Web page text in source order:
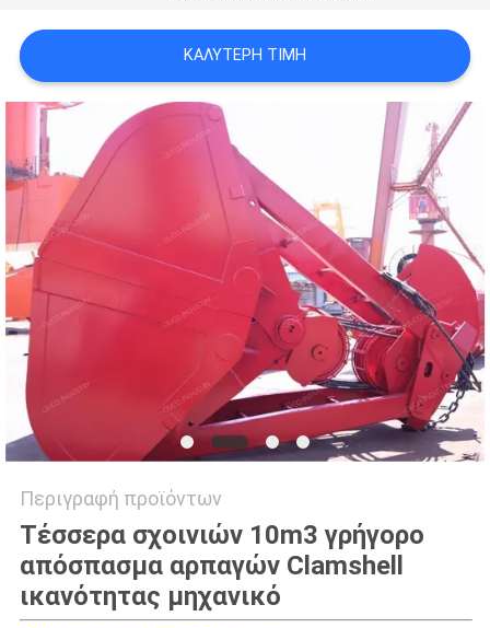
CONTACT
US
SITEMAP
ΠΟΛΙΤΙΚΉ
ΑΠΟΡΡΉΤΟΥ
ΚΑΛΎΤΕΡΗ ΤΙΜΉ
Περιγραφή προϊόντων
Τέσσερα σχοινιών 10m3 γρήγορο
απόσπασμα αρπαγών Clamshell
ικανότητας μηχανικό